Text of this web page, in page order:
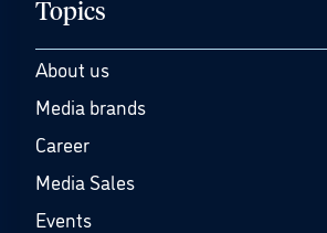
Topics
About us
Media brands
Career
Media Sales
Events